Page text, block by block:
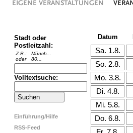
Stadt oder
Postleitzahl:
Z.B.:
oder
Münch...
80...
Volltextsuche:
Einführung/Hilfe
RSS-Feed
Datum